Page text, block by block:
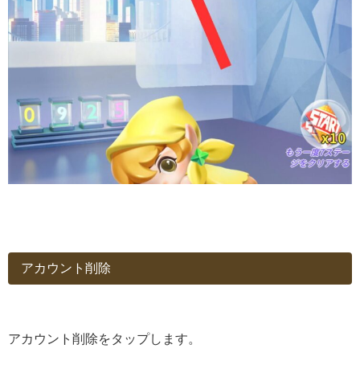
アカウント削除
アカウント削除をタップします。